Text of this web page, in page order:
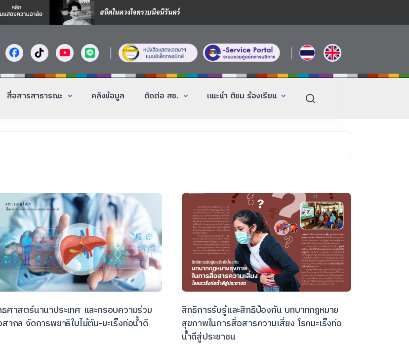
| |
สื่อสารสาธารณะ คลังข้อมูล ติดต่อ สช. แนะนำ ติชม ร้องเรียน
ศาสตร์นานาประเทศ และกรอบความร่วม
ากล จัดการพยาธิใบไม้ตับ-มะเร็งท่อน้ำดี
สิทธิการรับรู้และสิทธิป้องกัน บทบาทกฎหมาย
สุขภาพในการสื่อสารความเสี่ยง โรคมะเร็งท่อ
น้ำดีสู่ประชาชน